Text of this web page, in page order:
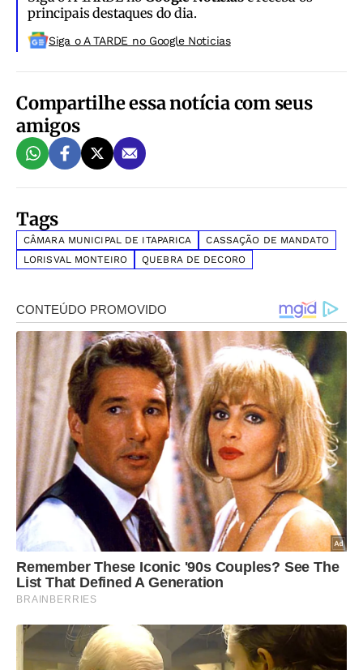
principais destaques do dia.
Siga o A TARDE no Google Noticias
Compartilhe essa notícia com seus
amigos
Tags
CÂMARA MUNICIPAL DE ITAPARICA
CASSAÇÃO DE MANDATO
LORISVAL MONTEIRO
QUEBRA DE DECORO